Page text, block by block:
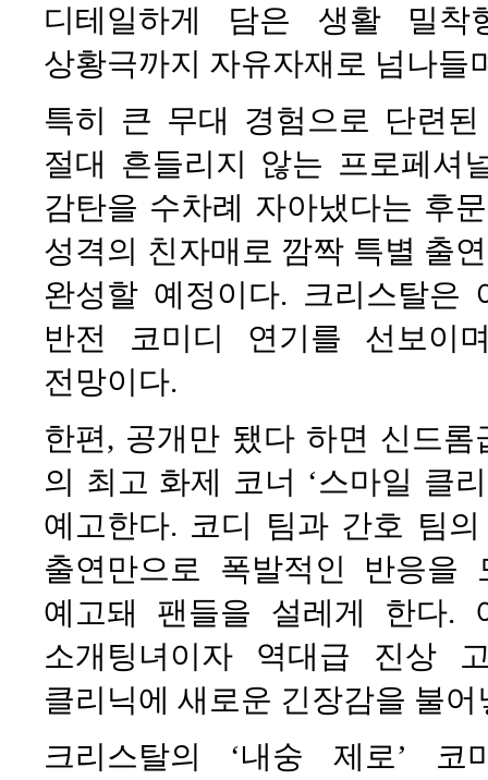
디테일하게 담은 생활 밀착
상황극까지 자유자재로 넘나들
특히 큰 무대 경험으로 단련
절대 흔들리지 않는 프로페셔
감탄을 수차례 자아냈다는 후
성격의 친자매로 깜짝 특별 출
완성할 예정이다. 크리스탈은
반전 코미디 연기를 선보이
전망이다.
한편, 공개만 됐다 하면 신드
의 최고 화제 코너 ‘스마일 클
예고한다. 코디 팀과 간호 팀
출연만으로 폭발적인 반응을
예고돼 팬들을 설레게 한다.
소개팅녀이자 역대급 진상
클리닉에 새로운 긴장감을 불
크리스탈의 ‘내숭 제로’